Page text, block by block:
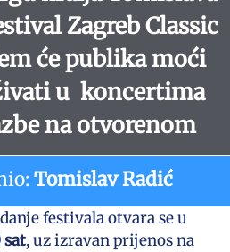
Zagreb Classic
će publika moći
u koncertima
na otvorenom
Tomislav Radić
festivala otvara se u
sat, uz izravan prijenos na